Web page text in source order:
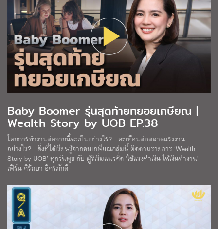
Baby Boomer รุ่นสุดท้ายทยอยเกษียณ |
Wealth Story by UOB EP.38
โลกการทำงานต่อจากนี้จะเป็นอย่างไร?…สะเทือนต่อตลาดแรงงาน
อย่างไร?…สิ่งที่ได้เรียนรู้จากคนเกษียณกลุ่มนี้ ติดตามรายการ ‘Wealth
Story by UOB’ ทุกวันพุธ กับ ผู้ริเริ่มแนวคิด ‘ใช้แรงทำเงิน ให้เงินทำงาน’
เฟิร์น ศิรัถยา อิศรภักดี